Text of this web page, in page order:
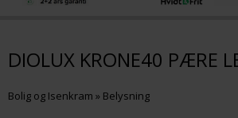
DIOLUX KRONE40 PÆRE
Bolig og Isenkram » Belysning